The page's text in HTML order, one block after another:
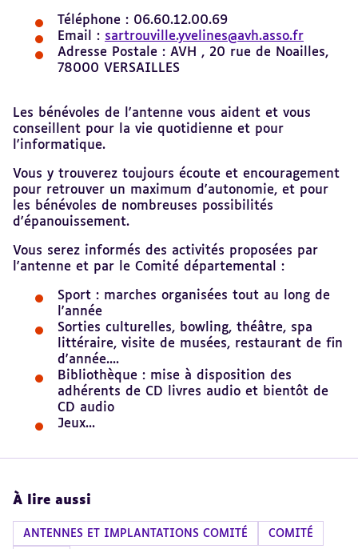
Téléphone : 06.60.12.00.69
Email : sartrouville.yvelines@avh.asso.fr
Adresse Postale : AVH , 20 rue de Noailles,
78000 VERSAILLES
Les bénévoles de l'antenne vous aident et vous
conseillent pour la vie quotidienne et pour
l'informatique.
Vous y trouverez toujours écoute et encouragement
pour retrouver un maximum d'autonomie, et pour
les bénévoles de nombreuses possibilités
d'épanouissement.
Vous serez informés des activités proposées par
l'antenne et par le Comité départemental :
Sport : marches organisées tout au long de
l'année
Sorties culturelles, bowling, théâtre, spa
littéraire, visite de musées, restaurant de fin
d'année....
Bibliothèque : mise à disposition des
adhérents de CD livres audio et bientôt de
CD audio
Jeux...
À lire aussi
ANTENNES ET IMPLANTATIONS COMITÉ COMITÉ